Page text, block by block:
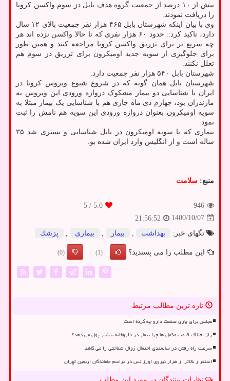
بیش از ۱۰ درصد از جمعیت گروه هدف بابل دز سوم واکسن کرونا
را دریافت نمودند.
وی با بیان اینکه شهرستان بابل ۴۶۵ هزار نفر جمعیت بالای ۱۲ سال
دارد، تاکید کرد:: حدود ۶۰ هزار نفری که تا حالا واکسن نزده اند هر
چه سریع تر برای تزریق واکسن کرونا مراجعه کنند و همین طور
برای جلوگیری از سویه جدید اومیکرون برای تزریق دز سوم هم
تعلل نکنند.
شهرستان بابل ۵۴۰ هزار نفر جمعیت دارد.
شهرستان بابل همان گونه که در شروع شیوع ویروس کرونا در
ایران با شناسایی دو بیمار مشکوک دروازه ورودی این ویروس به
مازندران بود، چهارم دی ماه جاری هم با شناسایی یک بیمار مبتلا به
سویه اومیکرون بعنوان دروازه ورودی این سویه هم نامش را ثبت
نمود.
بیماری که با سویه اومیکرون در بابل شناسایی و بستری شد ۳۵
ساله است و از انگلیس وارد ایران شده بو.
منبع: سلامت
946
5.0
/ 5
1400/10/07
21:56:52
تگهای خبر:
بهداشت , بیمار , بیماری , پزشك
این مطلب را می پسندید؟ (1)
(0)
تازه ترین مطالب مرتبط
مجلس برای یاری صنعت دارو چه کرده است
راز اختلاف قیمت مکمل ها چرا بیمار در داروخانه بیشتر پول می دهد؟
سرعت راه رفتن در سالمندی احتمال زوال شناختی را می کاهد
استقرار بالاتر از هزار نیروی اورژانس در مراسم جاماندگان اربعین تهران